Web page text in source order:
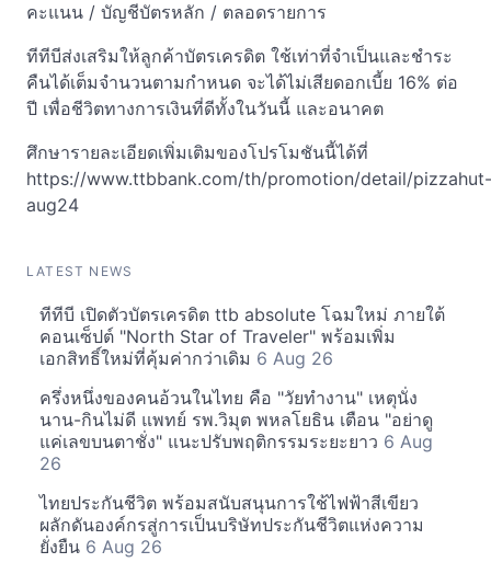
คะแนน / บัญชีบัตรหลัก / ตลอดรายการ
ทีทีบีส่งเสริมให้ลูกค้าบัตรเครดิต ใช้เท่าที่จำเป็นและชำระ
คืนได้เต็มจำนวนตามกำหนด จะได้ไม่เสียดอกเบี้ย 16% ต่อ
ปี เพื่อชีวิตทางการเงินที่ดีทั้งในวันนี้ และอนาคต
ศึกษารายละเอียดเพิ่มเติมของโปรโมชันนี้ได้ที่
https://www.ttbbank.com/th/promotion/detail/pizzahut-
aug24
LATEST NEWS
ทีทีบี เปิดตัวบัตรเครดิต ttb absolute โฉมใหม่ ภายใต้
คอนเซ็ปต์ "North Star of Traveler" พร้อมเพิ่ม
เอกสิทธิ์ใหม่ที่คุ้มค่ากว่าเดิม 6 Aug 26
ครึ่งหนึ่งของคนอ้วนในไทย คือ "วัยทำงาน" เหตุนั่ง
นาน-กินไม่ดี แพทย์ รพ.วิมุต พหลโยธิน เตือน "อย่าดู
แค่เลขบนตาชั่ง" แนะปรับพฤติกรรมระยะยาว 6 Aug
26
ไทยประกันชีวิต พร้อมสนับสนุนการใช้ไฟฟ้าสีเขียว
ผลักดันองค์กรสู่การเป็นบริษัทประกันชีวิตแห่งความ
ยั่งยืน 6 Aug 26